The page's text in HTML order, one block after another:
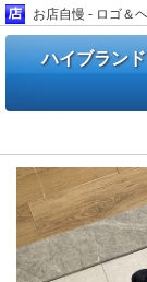
お店自慢 - ロゴ＆
ハイブラン